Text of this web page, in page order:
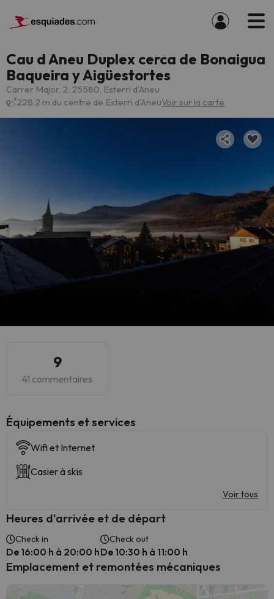
Cau d Aneu Duplex cerca de Bonaigua
Baqueira y Aigüestortes
Carrer Major, 2, 25580, Esterri d'Aneu
228.2 m du centre de Esterri d'AneuVoir sur la carte
9
41 commentaires
​Équipements et services
Wifi et Internet
Casier à skis
Voir tous
Heures d'arrivée et de départ
Check in
De 16:00 h à 20:00 h
Check out
De 10:30 h à 11:00 h
Emplacement et remontées mécaniques